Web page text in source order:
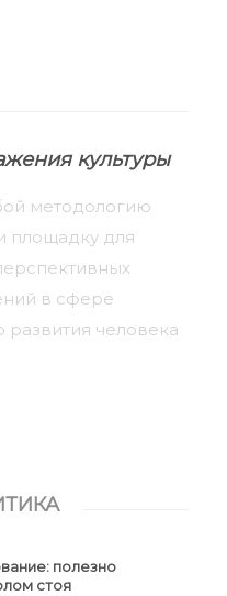
культуры
методологию
площадку для
в сфере
развития человека
полезно
стоя